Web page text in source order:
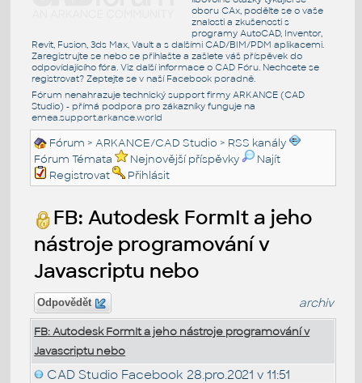
oboru CAx, podělte se o vaše
znalosti a zkušenosti s
programy AutoCAD, Inventor,
Revit, Fusion, 3ds Max, Vault a s dalšími CAD/BIM/PDM aplikacemi.
Zaregistrujte se nebo se přihlašte a zašlete váš příspěvek do
odpovídajícího fóra. Viz další informace o CAD Fóru. Nechcete se
registrovat? Zeptejte se v naší Facebook poradně.
Fórum nenahrazuje technický support firmy ARKANCE (CAD
Studio) - přímá podpora pro zákazníky funguje na
emea.support.arkance.world
Fórum >ARKANCE/CAD Studio > RSS kanály
Fórum Témata
Nejnovější příspěvky
Najít
Registrovat
Přihlásit
FB: Autodesk FormIt a jeho
nástroje programování v
Javascriptu nebo
Odpovědět archiv
FB: Autodesk FormIt a jeho nástroje programování v
Javascriptu nebo
CAD Studio Facebook 28.pro.2021 v 11:51